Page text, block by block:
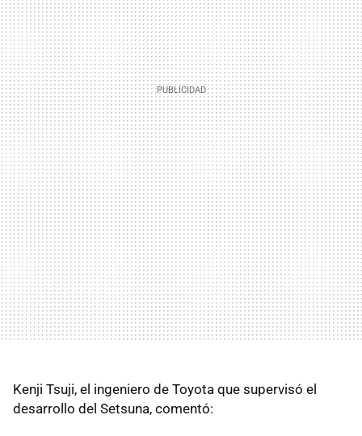
Kenji Tsuji, el ingeniero de Toyota que supervisó el
desarrollo del Setsuna, comentó: